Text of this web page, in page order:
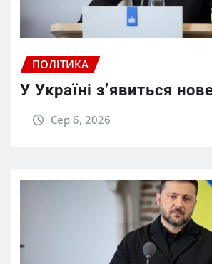
ПОЛІТИКА
У Україні з’явиться
Сер 6, 2026